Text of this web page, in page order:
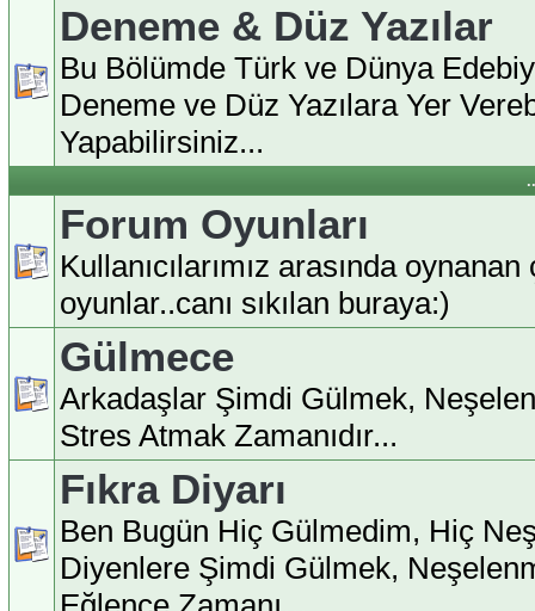
Deneme & Düz Yazılar
Bu Bölümde Türk ve Dünya
Deneme ve Düz Yazılara Yer
Yapabilirsiniz...
Forum Oyunları
Kullanıcılarımız arasında
oyunlar..canı sıkılan buraya:)
Gülmece
Arkadaşlar Şimdi Gülmek,
Stres Atmak Zamanıdır...
Fıkra Diyarı
Ben Bugün Hiç Gülmedim, Hiç
Diyenlere Şimdi Gülmek,